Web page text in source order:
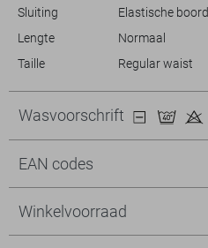
Sluiting
Elastische boord
Lengte
Normaal
Taille
Regular waist
Wasvoorschrift
EAN codes
Winkelvoorraad